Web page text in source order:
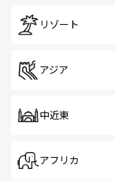
リゾート
アジア
中近東
アフリカ